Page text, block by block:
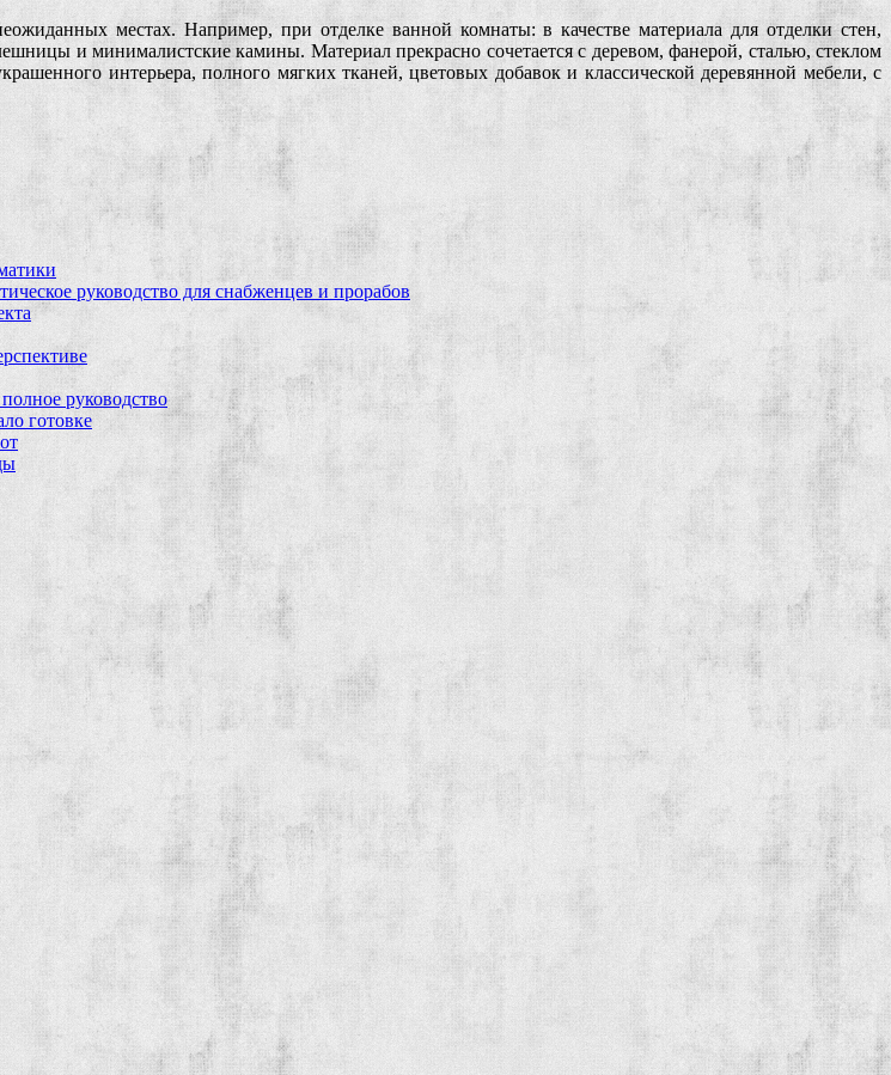
местах. Например, при отделке ванной комнаты: в качестве материала для отделки стен,
и минималистские камины. Материал прекрасно сочетается с деревом, фанерой, сталью, стеклом
интерьера, полного мягких тканей, цветовых добавок и классической деревянной мебели, с
руководство для снабженцев и прорабов
руководство
готовке